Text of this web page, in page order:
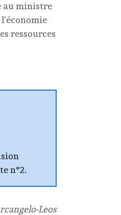
au ministre
ressources
n°2.
Leos